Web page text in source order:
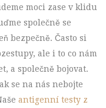
moci zase v klidu
společně se
bezpečně. Často si
ale i to co nám
a společně bojovat.
se na nás nebojte
antigenní testy z